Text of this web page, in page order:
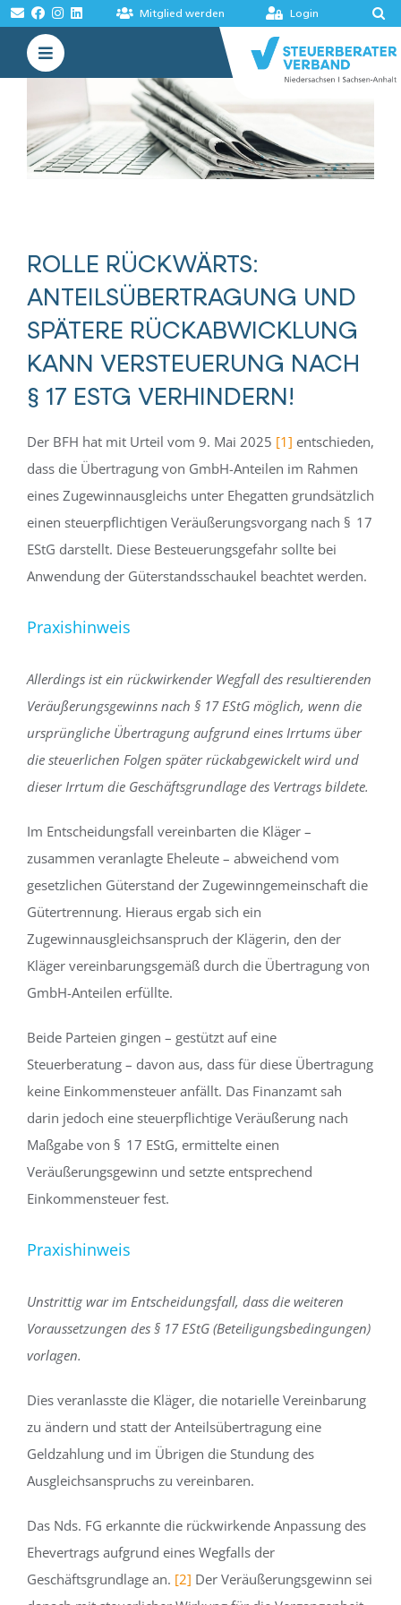
Zum
Inhalt
springen
Mitglied werden Login
Toggle
Navigation
VERBAND
AKADEMIE
ROLLE RÜCKWÄRTS:
ANTEILSÜBERTRAGUNG UND
SPÄTERE RÜCKABWICKLUNG
KANN VERSTEUERUNG NACH
§ 17 ESTG VERHINDERN!
Der BFH hat mit Urteil vom 9. Mai 2025 [1] entschieden,
dass die Übertragung von GmbH-Anteilen im Rahmen
eines Zugewinnausgleichs unter Ehegatten grundsätzlich
einen steuerpflichtigen Veräußerungsvorgang nach § 17
EStG darstellt. Diese Besteuerungsgefahr sollte bei
Anwendung der Güterstandsschaukel beachtet werden.
Praxishinweis
Allerdings ist ein rückwirkender Wegfall des resultierenden
Veräußerungsgewinns nach § 17 EStG möglich, wenn die
ursprüngliche Übertragung aufgrund eines Irrtums über
die steuerlichen Folgen später rückabgewickelt wird und
dieser Irrtum die Geschäftsgrundlage des Vertrags bildete.
Im Entscheidungsfall vereinbarten die Kläger –
zusammen veranlagte Eheleute – abweichend vom
gesetzlichen Güterstand der Zugewinngemeinschaft die
Gütertrennung. Hieraus ergab sich ein
Zugewinnausgleichsanspruch der Klägerin, den der
Kläger vereinbarungsgemäß durch die Übertragung von
GmbH-Anteilen erfüllte.
Beide Parteien gingen – gestützt auf eine
Steuerberatung – davon aus, dass für diese Übertragung
keine Einkommensteuer anfällt. Das Finanzamt sah
darin jedoch eine steuerpflichtige Veräußerung nach
Maßgabe von § 17 EStG, ermittelte einen
Veräußerungsgewinn und setzte entsprechend
Einkommensteuer fest.
Praxishinweis
Unstrittig war im Entscheidungsfall, dass die weiteren
Voraussetzungen des § 17 EStG (Beteiligungsbedingungen)
vorlagen.
Dies veranlasste die Kläger, die notarielle Vereinbarung
zu ändern und statt der Anteilsübertragung eine
Geldzahlung und im Übrigen die Stundung des
Ausgleichsanspruchs zu vereinbaren.
Das Nds. FG erkannte die rückwirkende Anpassung des
Ehevertrags aufgrund eines Wegfalls der
Geschäftsgrundlage an. [2] Der Veräußerungsgewinn sei